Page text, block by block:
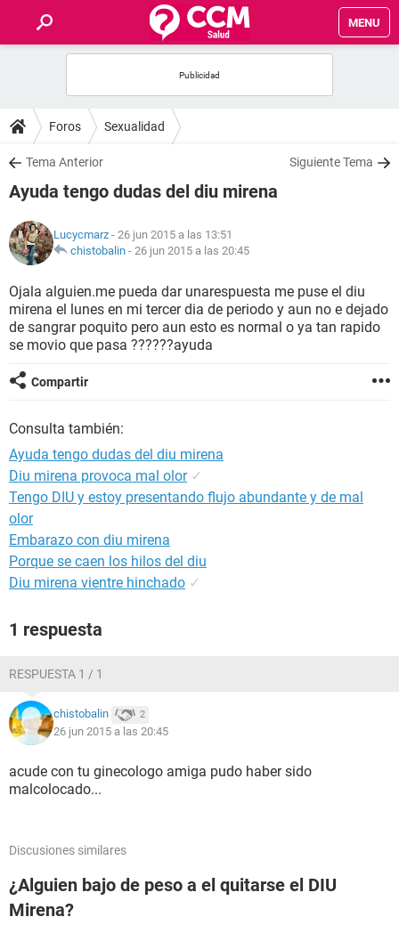
MENU
FOROS
SALUD
FAMILIA
NUTRICIÓN
BIENESTAR
SEXUALIDAD
GLOSARIO
Foros Sexualidad
Tema Anterior Siguiente Tema
Ayuda tengo dudas del diu mirena
Lucycmarz - 26 jun 2015 a las 13:51
chistobalin - 26 jun 2015 a las 20:45
Ojala alguien.me pueda dar unarespuesta me puse el diu
mirena el lunes en mi tercer dia de periodo y aun no e dejado
de sangrar poquito pero aun esto es normal o ya tan rapido
se movio que pasa ??????ayuda
Compartir
Consulta también:
Ayuda tengo dudas del diu mirena
Diu mirena provoca mal olor ✓
Tengo DIU y estoy presentando flujo abundante y de mal
olor
Embarazo con diu mirena
Porque se caen los hilos del diu
Diu mirena vientre hinchado ✓
1 respuesta
RESPUESTA 1 / 1
chistobalin 2
26 jun 2015 a las 20:45
acude con tu ginecologo amiga pudo haber sido
malcolocado...
Discusiones similares
¿Alguien bajo de peso a el quitarse el DIU
Mirena?